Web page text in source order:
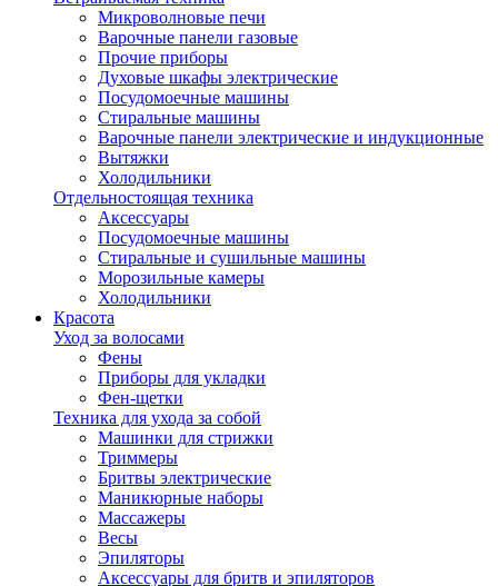
Микроволновые печи
Варочные панели газовые
Прочие приборы
Духовые шкафы электрические
Посудомоечные машины
Стиральные машины
Варочные панели электрические и индукционные
Вытяжки
Холодильники
Отдельностоящая техника
Аксессуары
Посудомоечные машины
Стиральные и сушильные машины
Морозильные камеры
Холодильники
Красота
Уход за волосами
Фены
Приборы для укладки
Фен-щетки
Техника для ухода за собой
Машинки для стрижки
Триммеры
Бритвы электрические
Маникюрные наборы
Массажеры
Весы
Эпиляторы
Аксессуары для бритв и эпиляторов